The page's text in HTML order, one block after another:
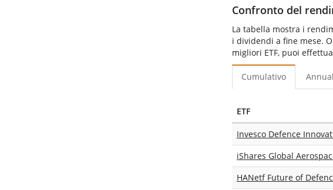
Confronto del
La tabella mostra i
i dividendi a fine mese.
migliori ETF, puoi
Cumulativo
ETF
Invesco Defence
HANetf Future of